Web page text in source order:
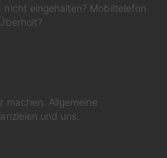
eingehalten? Mobiltelefon
machen. Allgemeine
und uns.